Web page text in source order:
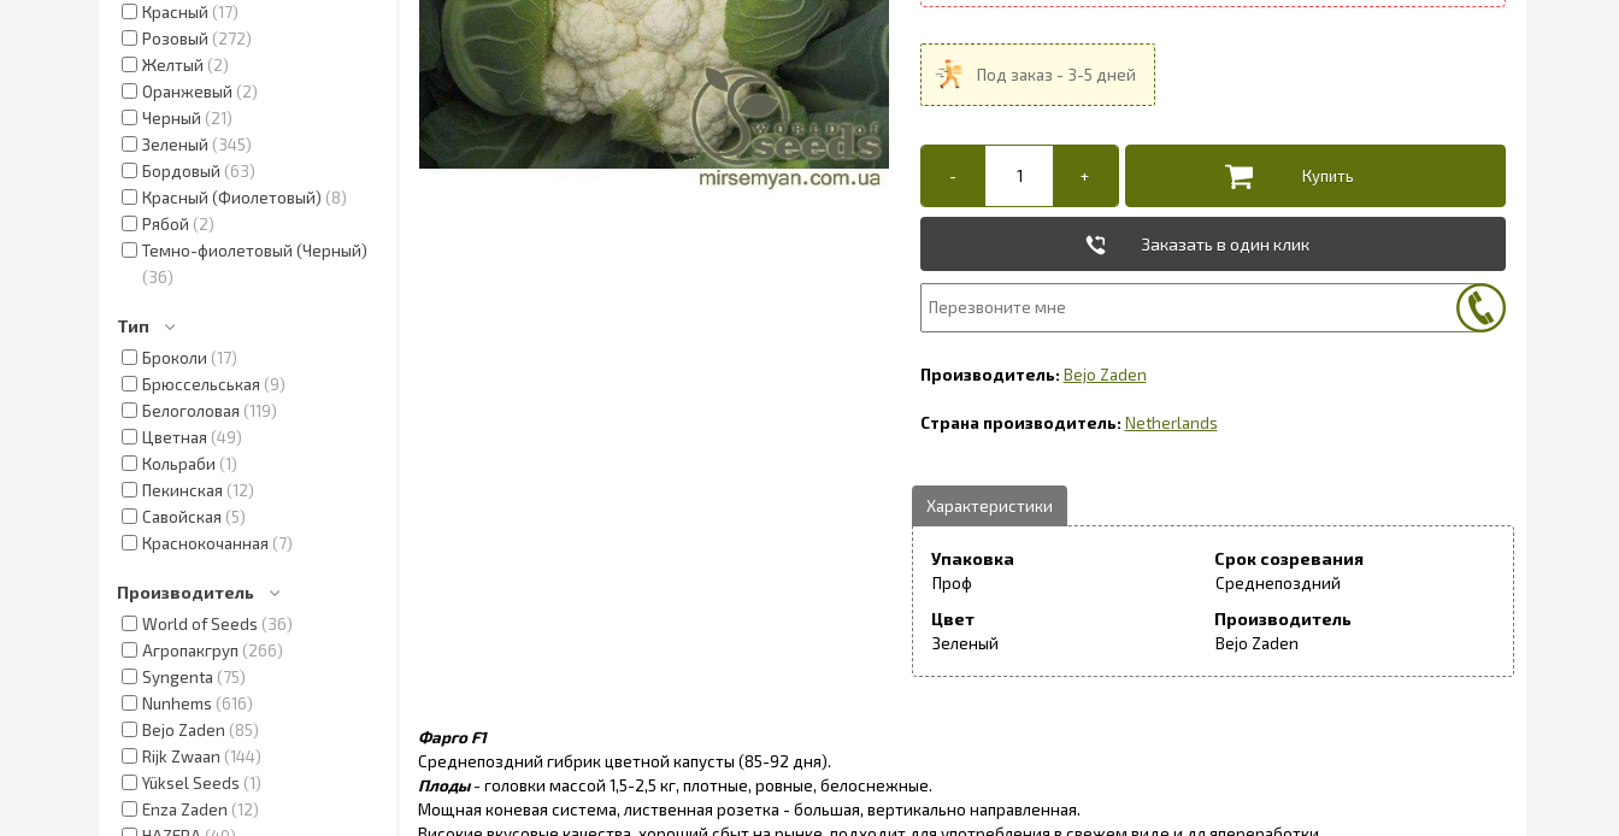
Красный 17
Розовый
272
Желтый
2
Оранжевый
2
Черный
21
Зеленый
345
Бордовый
63
Красный (Фиолетовый)
8
Рябой
2
Темно-фиолетовый (Черный)
36
Тип
Броколи 17
Брюссельськая
9
Белоголовая 119
Цветная 49
Кольраби 1
Пекинская 12
Савойская
5
Краснокочанная
7
Производитель
World of Seeds
36
Агропакгруп
266
Syngenta
75
Nunhems
616
Bejo Zaden
85
Rijk Zwaan 144
Yüksel Seeds 1
Enza Zaden 12
Заказать в один клик
Bejo Zaden
Netherlands
Упаковка
Проф
Срок созревания
Среднепоздний
Цвет
Зеленый
Производитель
Bejo Zaden
Фарго F1
Среднепоздний гибрик цветной капусты (85-92 дня).
Плоды- головки массой 1,5-2,5 кг, плотные, ровные, белоснежные.
Мощная коневая система, лиственная розетка - большая, вертикально направленная.